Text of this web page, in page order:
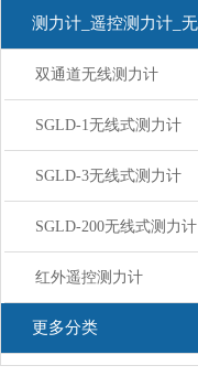
双通道无线测力计
SGLD-1无线式测力计
SGLD-3无线式测力计
SGLD-200无线式测力计
红外遥控测力计
更多分类